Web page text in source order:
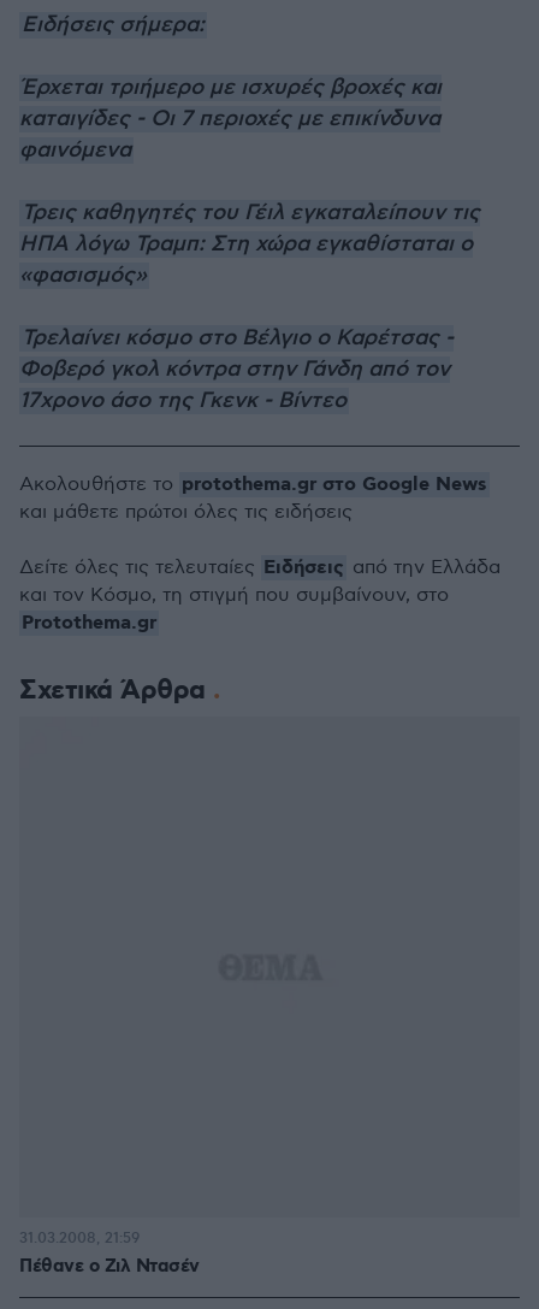
Ειδήσεις σήμερα:
Έρχεται τριήμερο με ισχυρές βροχές και
καταιγίδες - Οι 7 περιοχές με επικίνδυνα
φαινόμενα
Τρεις καθηγητές του Γέιλ εγκαταλείπουν τις
ΗΠΑ λόγω Τραμπ: Στη χώρα εγκαθίσταται ο
«φασισμός»
Τρελαίνει κόσμο στο Βέλγιο ο Καρέτσας -
Φοβερό γκολ κόντρα στην Γάνδη από τον
17χρονο άσο της Γκενκ - Βίντεο
Σχετικά Άρθρα
Πέθανε ο Ζιλ Ντασέν
31.03.2008, 21:59
Ακολουθήστε το protothema.gr στο Google News
και μάθετε πρώτοι όλες τις ειδήσεις
Δείτε όλες τις τελευταίες Ειδήσεις από την Ελλάδα
και τον Κόσμο, τη στιγμή που συμβαίνουν, στο
Protothema.gr